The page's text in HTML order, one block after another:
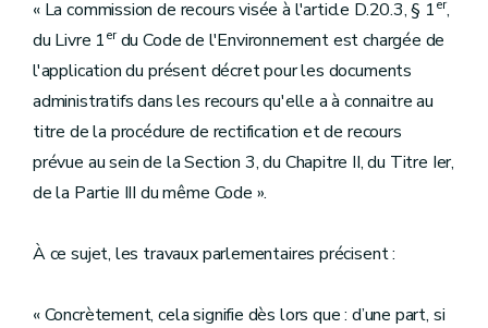
« La commission de recours visée à l'article D.20.3, § 1er,
du Livre 1erdu Code de l'Environnement est chargée de
l'application du présent décret pour les documents
administratifs dans les recours qu'elle a à connaitre au
titre de la procédure de rectification et de recours
prévue au sein de la Section 3, du Chapitre II, du Titre Ier,
de la Partie III du même Code ».
À ce sujet, les travaux parlementaires précisent :
« Concrètement, cela signifie dès lors que : d’une part, si